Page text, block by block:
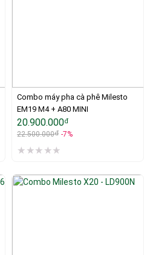
Combo máy pha cà phê Milesto
EM19 M4 + A80 MINI
20.900.000đ
22.500.000đ -7%